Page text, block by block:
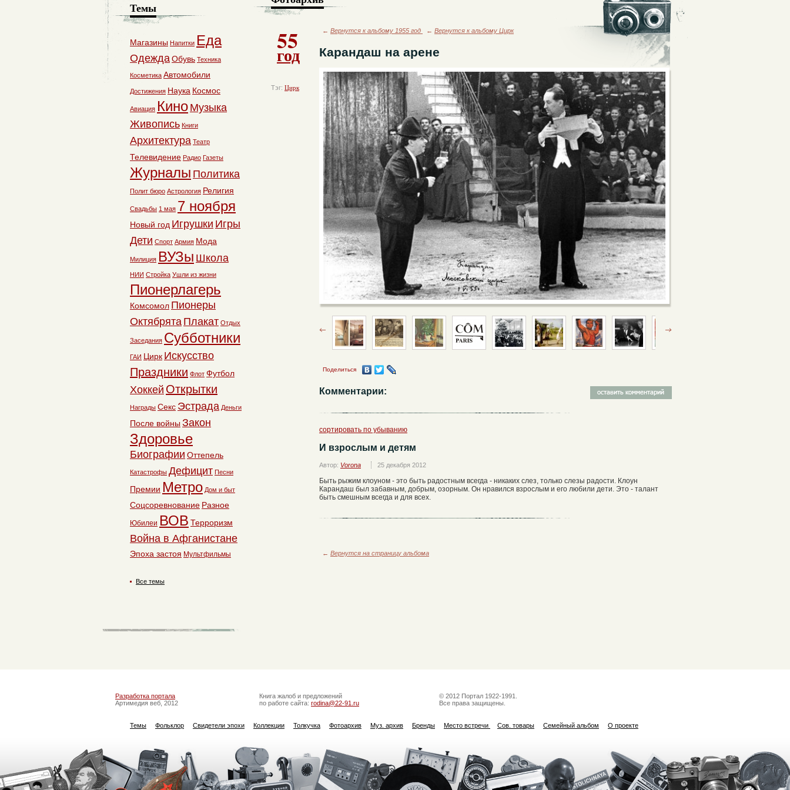
55
год
Тэг: Цирк
← Вернутся к альбому 1955 год ← Вернутся к альбому Цирк
Карандаш на арене
Поделиться
Комментарии:
сортировать по убыванию
И взрослым и детям
Автор: Vorona 25 декабря 2012
Быть рыжим клоуном - это быть радостным всегда - никаких слез, только слезы радости. Клоун
Карандаш был забавным, добрым, озорным. Он нравился взрослым и его любили дети. Это - талант
быть смешным всегда и для всех.
← Вернутся на страницу альбома
Темы
Магазины Напитки Еда
ОдеждаОбувь Техника
Косметика Автомобили
Достижения Наука Космос
Авиация Кино Музыка
Живопись Книги
Архитектура Театр
Телевидение Радио Газеты
Журналы Политика
Полит бюро Астрология Религия
Свадьбы 1 мая 7 ноября
Новый год Игрушки Игры
Дети Спорт Армия Мода
Милиция ВУЗы Школа
НИИ Стройка Ушли из жизни
Пионерлагерь
Комсомол Пионеры
Октябрята Плакат Отдых
Заседания Субботники
ГАИ Цирк Искусство
Праздники Флот Футбол
Хоккей Открытки
Награды Секс Эстрада Деньги
После войны Закон
Здоровье
Биографии Оттепель
Катастрофы Дефицит Песни
Премии Метро Дом и быт
Соцсоревнование Разное
Юбилеи ВОВ Терроризм
Война в Афганистане
Эпоха застоя Мультфильмы
Все темы
Разработка портала
Артимедия веб, 2012
Книга жалоб и предложений
по работе сайта: rodina@22-91.ru
© 2012 Портал 1922-1991.
Все права защищены.
Темы Фольклор Свидетели эпохи Коллекции Толкучка Фотоархив Муз. архив Бренды Место встречи Сов. товары Семейный альбом О проекте